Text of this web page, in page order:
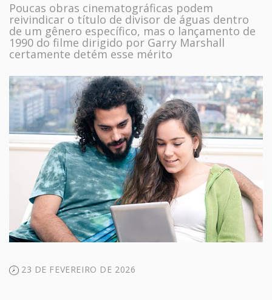
Poucas obras cinematográficas podem
reivindicar o título de divisor de águas dentro
de um gênero específico, mas o lançamento de
1990 do filme dirigido por Garry Marshall
certamente detém esse mérito
23 DE FEVEREIRO DE 2026